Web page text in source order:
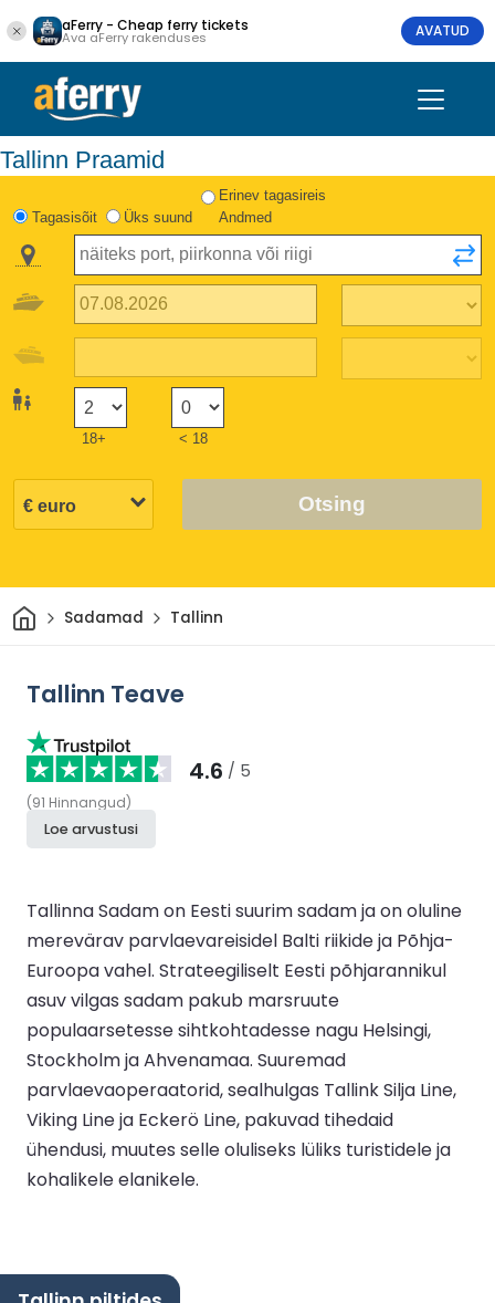
aFerry - Cheap ferry tickets
Ava aFerry rakenduses AVATUD
Tallinn Praamid
Tagasisõit Üks suund
Erinev tagasireis
Andmed
18+ < 18
Otsing
Avaleht
Sadamad Tallinn
Tallinn Teave
4.6 / 5
(91 Hinnangud)
Loe arvustusi
Tallinna Sadam on Eesti suurim sadam ja on oluline
merevärav parvlaevareisidel Balti riikide ja Põhja-
Euroopa vahel. Strateegiliselt Eesti põhjarannikul
asuv vilgas sadam pakub marsruute
populaarsetesse sihtkohtadesse nagu Helsingi,
Stockholm ja Ahvenamaa. Suuremad
parvlaevaoperaatorid, sealhulgas Tallink Silja Line,
Viking Line ja Eckerö Line, pakuvad tihedaid
ühendusi, muutes selle oluliseks lüliks turistidele ja
kohalikele elanikele.